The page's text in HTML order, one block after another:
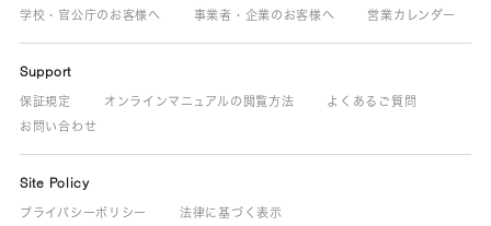
学校・官公庁のお客様へ
事業者・企業のお客様へ 営業カレンダー
Support
保証規定 オンラインマニュアルの閲覧方法
よくあるご質問
お問い合わせ
Site Policy
プライバシーポリシー 法律に基づく表示